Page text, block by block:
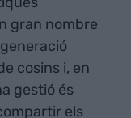
gran nombre
cosins i, en
gestió és
els